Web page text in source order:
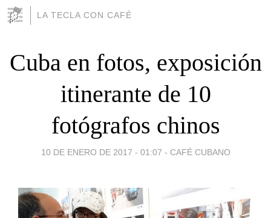
LA TECLA CON CAFÉ
Cuba en fotos, exposición
itinerante de 10
fotógrafos chinos
10 DE ENERO DE 2017 - 01:07 - CAFÉ CUBANO